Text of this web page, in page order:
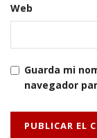
Web
Guarda mi
navegador